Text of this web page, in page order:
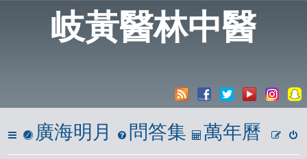
岐黃醫林中醫
廣海明月 問答集 萬年曆